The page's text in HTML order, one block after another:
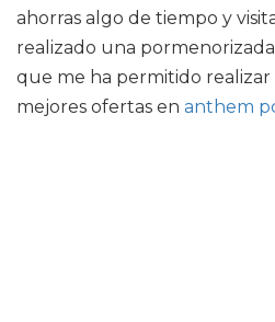
ahorras algo de tiempo y
realizado una
que me ha permitido
mejores ofertas en anthem